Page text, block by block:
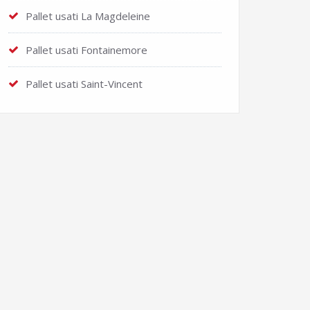
Pallet usati La Magdeleine
Pallet usati Fontainemore
Pallet usati Saint-Vincent